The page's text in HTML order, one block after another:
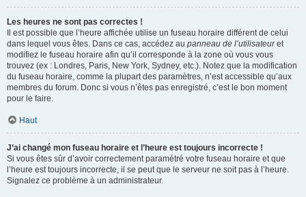
Les heures ne sont pas correctes !
Il est possible que l’heure affichée utilise un fuseau horaire différent de celui
dans lequel vous êtes. Dans ce cas, accédez au panneau de l’utilisateuret
modifiez le fuseau horaire afin qu’il corresponde à la zone où vous vous
trouvez (ex : Londres, Paris, New York, Sydney, etc.). Notez que la modification
du fuseau horaire, comme la plupart des paramètres, n’est accessible qu’aux
membres du forum. Donc si vous n’êtes pas enregistré, c’est le bon moment
pour le faire.
Haut
J’ai changé mon fuseau horaire et l’heure est toujours incorrecte !
Si vous êtes sûr d’avoir correctement paramétré votre fuseau horaire et que
l’heure est toujours incorrecte, il se peut que le serveur ne soit pas à l’heure.
Signalez ce problème à un administrateur.